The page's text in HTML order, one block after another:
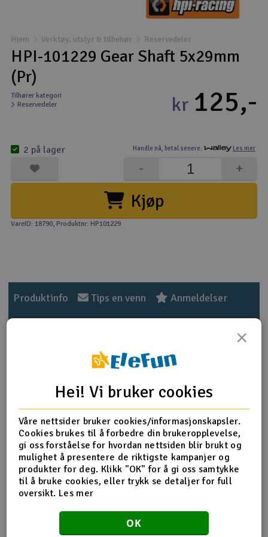
Droner
Fly
Helikopter
Kamerautstyr
Modellbygging, LEGO & byggesett
Modelljernbane
Outlet
Radioutstyr
Smarthjem, lek & hobby
Solenergi
Sparkesykler & elkjøretøy
Verktøy, utstyr & tilbehør
Gavekort
Hjem Verktøy, utstyr & tilbehør Reservedeler
HPI-101229 Gear Shaft 5x29mm
(Pr)
Tilhører kategori
Reservedeler
Handle nå, betal senere. Les mer
kr 125,-
Kjøp
+
-
2 på lager
VareID: 18790, Produktnr: HP101229
Produktinfo Tips en venn Anmeldelser
Produktinformasjon
HPI-101229 Gear Shaft 5x29mm (Pr)
Flere detaljer
Produktet er
forbundet med
Reservedeler HPI
Del av PartFinder
HPI Bullet MT 3.0 RTR WP 2.4G
Camino SS 2.4GHz
HPI Savage XS Flux V2 2.4GHz
HPI Savage XS Flux VGJR 2.4Ghz
×
Hei! Vi bruker cookies
Våre nettsider bruker cookies/informasjonskapsler.
Cookies brukes til å forbedre din brukeropplevelse,
gi oss forståelse for hvordan nettsiden blir brukt og
mulighet å presentere de riktigste kampanjer og
produkter for deg. Klikk "OK" for å gi oss samtykke
til å bruke cookies, eller trykk se detaljer for full
oversikt. Les mer
OK